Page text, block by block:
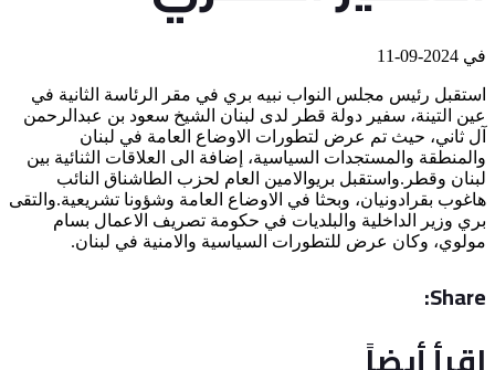
في
استقبل رئيس مجلس النواب نبيه بري في مقر الرئاسة الثانية في
عين التينة، سفير دولة قطر لدى لبنان الشيخ سعود بن عبدالرحمن
آل ثاني، حيث تم عرض لتطورات الاوضاع العامة في لبنان
والمنطقة والمستجدات السياسية، إضافة الى العلاقات الثنائية بين
لبنان وقطر.واستقبل بريوالامين العام لحزب الطاشناق النائب
هاغوب بقرادونيان، وبحثا في الاوضاع العامة وشؤونا تشريعية.والتقى
بري وزير الداخلية والبلديات في حكومة تصريف الاعمال بسام
مولوي، وكان عرض للتطورات السياسية والامنية في لبنان.
Share: